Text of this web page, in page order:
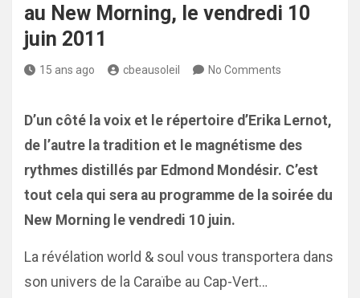
au New Morning, le vendredi 10
juin 2011
15 ans ago cbeausoleil No Comments
D’un côté la voix et le répertoire d’Erika Lernot,
de l’autre la tradition et le magnétisme des
rythmes distillés par Edmond Mondésir. C’est
tout cela qui sera au programme de la soirée du
New Morning le vendredi 10 juin.
La révélation world & soul vous transportera dans
son univers de la Caraïbe au Cap-Vert…